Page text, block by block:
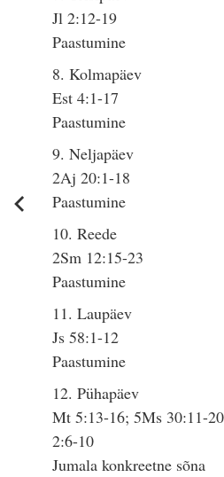
Jl 2:12-19
Paastumine
8. Kolmapäev
Est 4:1-17
Paastumine
9. Neljapäev
2Aj 20:1-18
Paastumine
10. Reede
2Sm 12:15-23
Paastumine
11. Laupäev
Js 58:1-12
Paastumine
12. Pühapäev
Mt 5:13-16; 5Ms 30:11-
2:6-10
Jumala konkreetne sõna